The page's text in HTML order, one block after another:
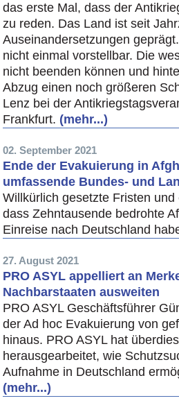
das erste Mal, dass der
zu reden. Das Land ist seit
Auseinandersetzungen
nicht einmal vorstellbar. Die
nicht beenden können und
Abzug einen noch größeren
Lenz bei der
Frankfurt. (mehr...)
02. September 2021
Ende der Evakuierung in
umfassende Bundes- und
Willkürlich gesetzte Fristen
dass Zehntausende bedrohte
Einreise nach Deutschland
27. August 2021
PRO ASYL appelliert an
Nachbarstaaten ausweiten
PRO ASYL Geschäftsführer
der Ad hoc Evakuierung von
hinaus. PRO ASYL hat
herausgearbeitet, wie
Aufnahme in Deutschland
(mehr...)